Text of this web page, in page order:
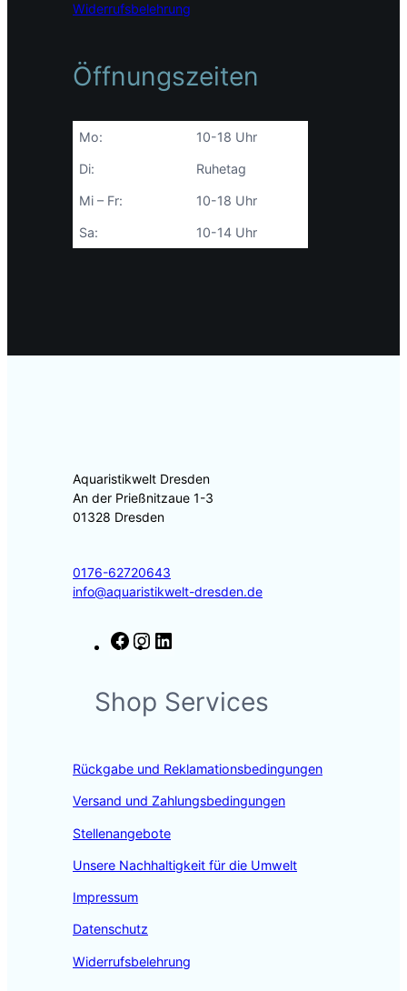
Widerrufsbelehrung
Öffnungszeiten
Mo: 10-18 Uhr
Di: Ruhetag
Mi – Fr: 10-18 Uhr
Sa: 10-14 Uhr
Aquaristikwelt Dresden
An der Prießnitzaue 1-3
01328 Dresden
0176-62720643
info@aquaristikwelt-dresden.de
F
e
b
k
t
a
a
k
e
n
Shop Services
Rückgabe und Reklamationsbedingungen
Versand und Zahlungsbedingungen
Stellenangebote
Unsere Nachhaltigkeit für die Umwelt
Impressum
Datenschutz
Widerrufsbelehrung